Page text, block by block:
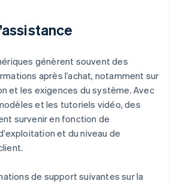
génèrent souvent des
après l’achat, notamment sur
et les exigences du système. Avec
et les tutoriels vidéo, des
survenir en fonction de
et du niveau de
de support suivantes sur la